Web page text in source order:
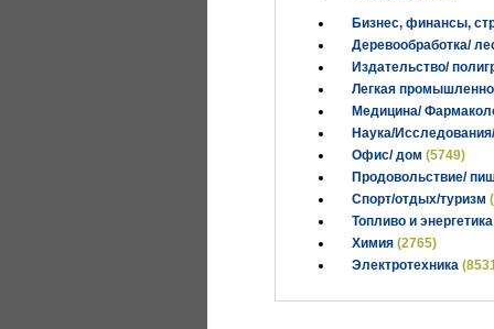
Бизнес, финансы,
Деревообработка/
Издательство/
Легкая
Медицина/
Наука/
Офис/ дом (5749)
Продовольствие/
Спорт/отдых/туризм
Топливо и
Химия (2765)
Электротехника